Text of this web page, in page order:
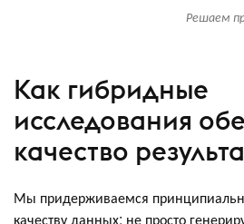
Решаем
Как гибридные
исследования
качество
Мы придерживаемся
качеству данных: не просто